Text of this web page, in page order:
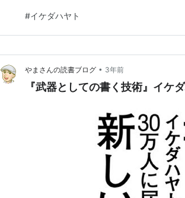
きて慣れてきた ぼくなりにたどりついた
切る 最初の１４０文字く…
#イケダハヤト
やまさんの読書ブログ • 3年前
『武器としての書く技術』イケ